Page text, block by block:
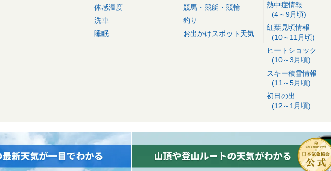
体感温度
洗車
睡眠
競馬・競艇・競輪
釣り
お出かけスポット天気
熱中症情報
(4～9月頃)
紅葉見頃情報
(10～11月頃)
ヒートショック
(10～3月頃)
スキー積雪情報
(11～5月頃)
初日の出
(12～1月頃)